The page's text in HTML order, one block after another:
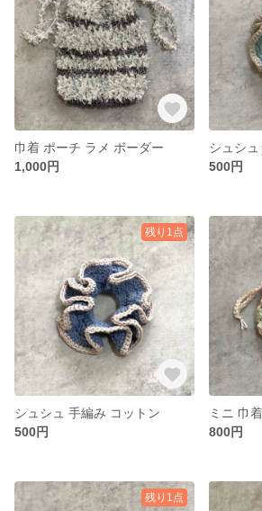
巾着 ポーチ ラメ ボーダー
1,000円
シュシ
500円
残り1点
シュシュ 手編み コットン
500円
ミニ 巾
800円
残り1点